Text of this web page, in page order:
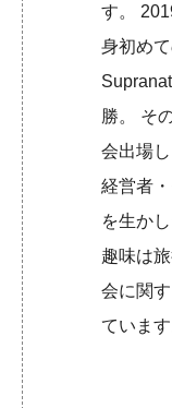
す。
身初め
勝。 そ
会出場
経営者
を生か
趣味は
会に関
ています